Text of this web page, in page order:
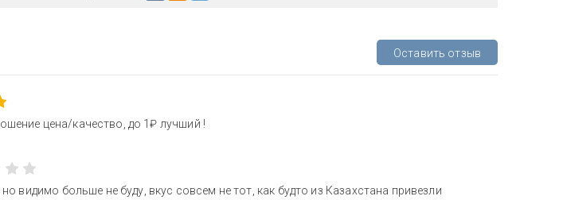
Оставить отзыв
цена/качество, до 1₽ лучший !
видимо больше не буду, вкус совсем не тот, как будто из Казахстана привезли